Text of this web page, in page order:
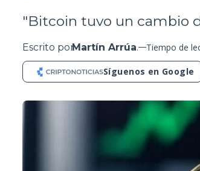
"Bitcoin tuvo un cambio
Escrito porMartín Arrúa. Tiempo de
Síguenos en Google